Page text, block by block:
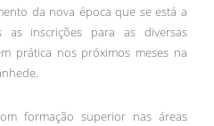
da nova época que se está a
as inscrições para as diversas
prática nos próximos meses na
formação superior nas áreas